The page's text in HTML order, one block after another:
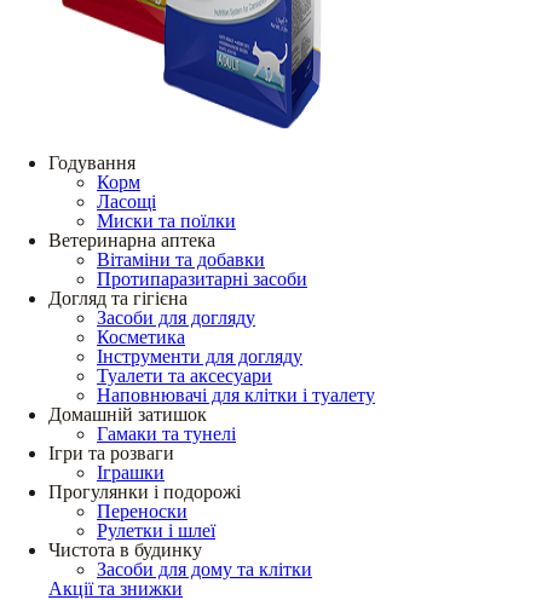
Годування
Корм
Ласощі
Миски та поїлки
Ветеринарна аптека
Вітаміни та добавки
Протипаразитарні засоби
Догляд та гігієна
Засоби для догляду
Косметика
Інструменти для догляду
Туалети та аксесуари
Наповнювачі для клітки і туалету
Домашній затишок
Гамаки та тунелі
Ігри та розваги
Іграшки
Прогулянки і подорожі
Переноски
Рулетки і шлеї
Чистота в будинку
Засоби для дому та клітки
Акції та знижки